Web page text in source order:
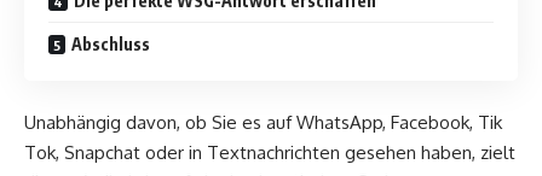
Abschluss
Unabhängig davon, ob Sie es auf WhatsApp, Facebook, Tik
Tok, Snapchat oder in Textnachrichten gesehen haben, zielt